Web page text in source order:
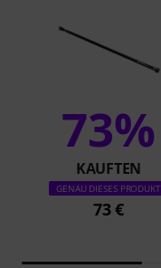
73%
KAUFTEN
GENAU DIESES PRODUKT
73 €